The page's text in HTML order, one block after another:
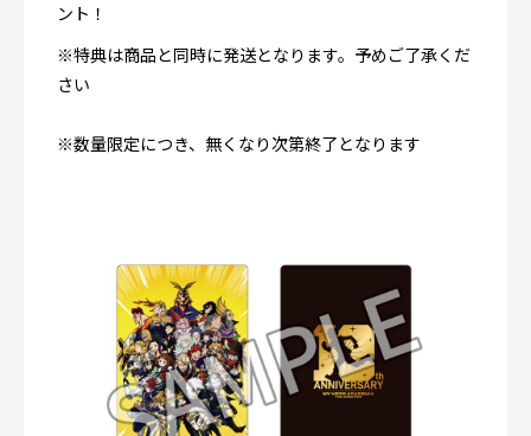
ント！
※特典は商品と同時に発送となります。予めご了承くだ
さい
※数量限定につき、無くなり次第終了となります